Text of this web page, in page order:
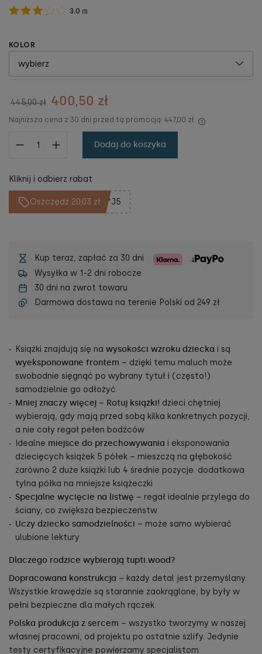
3.0 (1)
KOLOR
445,00 zł 400,50 zł
Najniższa cena z 30 dni przed tą promocją: 447,00 zł
Dodaj do koszyka
Kliknij i odbierz rabat
Oszczędź 20,03 zł **J5
Kup teraz, zapłać za 30 dni
Wysyłka w 1-2 dni robocze
30 dni na zwrot towaru
Darmowa dostawa na terenie Polski od 249 zł
Książki znajdują się na wysokości wzroku dziecka i są
wyeksponowane frontem – dzięki temu maluch może
swobodnie sięgnąć po wybrany tytuł i (często!)
samodzielnie go odłożyć.
Mniej znaczy więcej – Rotuj książki! dzieci chętniej
wybierają, gdy mają przed sobą kilka konkretnych pozycji,
a nie cały regał pełen bodźców
Idealne miejsce do przechowywania i eksponowania
dziecięcych książek 5 półek – mieszczą na głębokość
zarówno 2 duże książki lub 4 średnie pozycje. dodatkowa
tylna półka na mniejsze książeczki
Specjalne wycięcie na listwę – regał idealnie przylega do
ściany, co zwiększa bezpieczeństw
Uczy dziecko samodzielności – może samo wybierać
ulubione lektury
Dlaczego rodzice wybierają tupti.wood?
Dopracowana konstrukcja – każdy detal jest przemyślany.
Wszystkie krawędzie są starannie zaokrąglone, by były w
pełni bezpieczne dla małych rączek.
Polska produkcja z sercem – wszystko tworzymy w naszej
własnej pracowni, od projektu po ostatnie szlify. Jedynie
testy certyfikacyjne powierzamy specjalistom.